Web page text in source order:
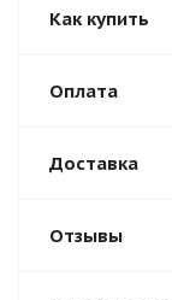
Как купить
Оплата
Доставка
Отзывы